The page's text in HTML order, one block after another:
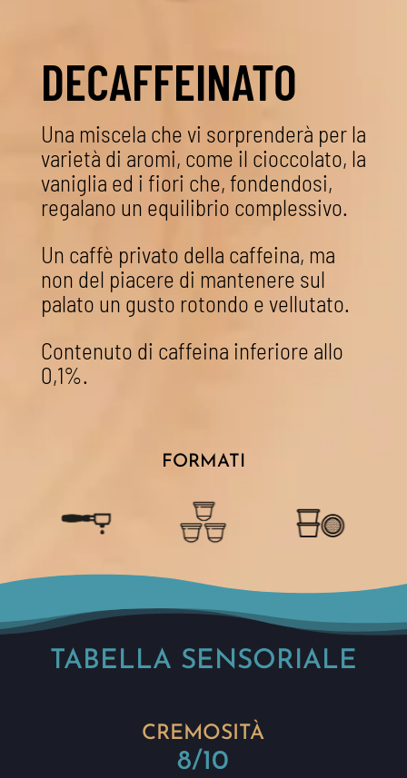
DECAFFEINATO
Una miscela che vi sorprenderà per la
varietà di aromi, come il cioccolato, la
vaniglia ed i fiori che, fondendosi,
regalano un equilibrio complessivo.
Un caffè privato della caffeina, ma
non del piacere di mantenere sul
palato un gusto rotondo e vellutato.
Contenuto di caffeina inferiore allo
0,1%.
FORMATI
TABELLA SENSORIALE
CREMOSITÀ
8/10